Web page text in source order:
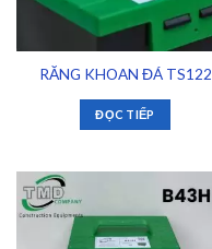
RĂNG KHOAN ĐÁ TS122
ĐỌC TIẾP